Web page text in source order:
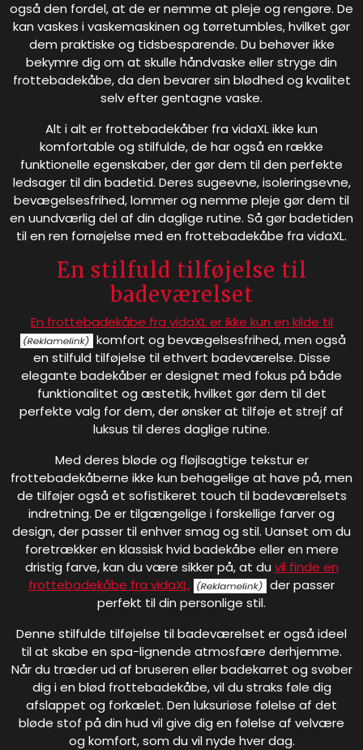
også den fordel, at de er nemme at pleje og rengøre. De
kan vaskes i vaskemaskinen og tørretumbles, hvilket gør
dem praktiske og tidsbesparende. Du behøver ikke
bekymre dig om at skulle håndvaske eller stryge din
frottebadekåbe, da den bevarer sin blødhed og kvalitet
selv efter gentagne vaske.
Alt i alt er frottebadekåber fra vidaXL ikke kun
komfortable og stilfulde, de har også en række
funktionelle egenskaber, der gør dem til den perfekte
ledsager til din badetid. Deres sugeevne, isoleringsevne,
bevægelsesfrihed, lommer og nemme pleje gør dem til
en uundværlig del af din daglige rutine. Så gør badetiden
til en ren fornøjelse med en frottebadekåbe fra vidaXL.
En stilfuld tilføjelse til
badeværelset
En frottebadekåbe fra vidaXL er ikke kun en kilde til
komfort og bevægelsesfrihed, men også
en stilfuld tilføjelse til ethvert badeværelse. Disse
elegante badekåber er designet med fokus på både
funktionalitet og æstetik, hvilket gør dem til det
perfekte valg for dem, der ønsker at tilføje et strejf af
luksus til deres daglige rutine.
Med deres bløde og fløjlsagtige tekstur er
frottebadekåberne ikke kun behagelige at have på, men
de tilføjer også et sofistikeret touch til badeværelsets
indretning. De er tilgængelige i forskellige farver og
design, der passer til enhver smag og stil. Uanset om du
foretrækker en klassisk hvid badekåbe eller en mere
dristig farve, kan du være sikker på, at du vil finde en
frottebadekåbe fra vidaXL,
der passer
perfekt til din personlige stil.
Denne stilfulde tilføjelse til badeværelset er også ideel
til at skabe en spa-lignende atmosfære derhjemme.
Når du træder ud af bruseren eller badekarret og svøber
dig i en blød frottebadekåbe, vil du straks føle dig
afslappet og forkælet. Den luksuriøse følelse af det
bløde stof på din hud vil give dig en følelse af velvære
og komfort, som du vil nyde hver dag.